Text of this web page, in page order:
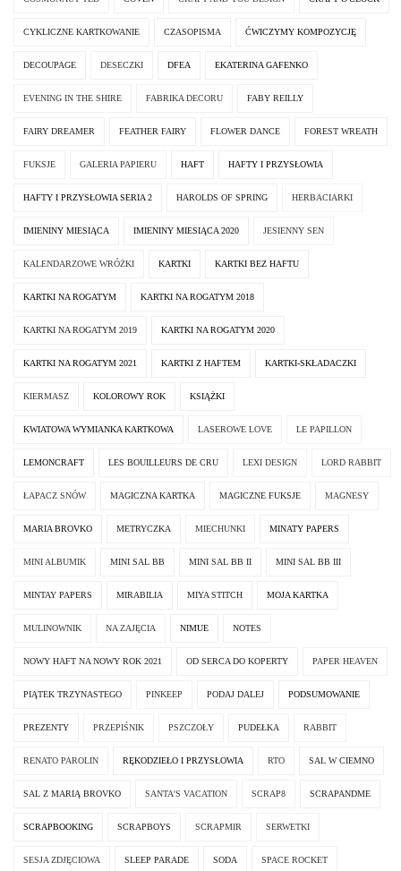
CYKLICZNE KARTKOWANIE CZASOPISMA ĆWICZYMY KOMPOZYCJĘ
DECOUPAGE DESECZKI DFEA EKATERINA GAFENKO
EVENING IN THE SHIRE FABRIKA DECORU FABY REILLY
FAIRY DREAMER FEATHER FAIRY FLOWER DANCE FOREST WREATH
FUKSJE GALERIA PAPIERU HAFT HAFTY I PRZYSŁOWIA
HAFTY I PRZYSŁOWIA SERIA 2 HAROLDS OF SPRING HERBACIARKI
IMIENINY MIESIĄCA IMIENINY MIESIĄCA 2020 JESIENNY SEN
KALENDARZOWE WRÓŻKI KARTKI KARTKI BEZ HAFTU
KARTKI NA ROGATYM KARTKI NA ROGATYM 2018
KARTKI NA ROGATYM 2019 KARTKI NA ROGATYM 2020
KARTKI NA ROGATYM 2021 KARTKI Z HAFTEM KARTKI-SKŁADACZKI
KIERMASZ KOLOROWY ROK KSIĄŻKI
KWIATOWA WYMIANKA KARTKOWA LASEROWE LOVE LE PAPILLON
LEMONCRAFT LES BOUILLEURS DE CRU LEXI DESIGN LORD RABBIT
ŁAPACZ SNÓW MAGICZNA KARTKA MAGICZNE FUKSJE MAGNESY
MARIA BROVKO METRYCZKA MIECHUNKI MINATY PAPERS
MINI ALBUMIK MINI SAL BB MINI SAL BB II MINI SAL BB III
MINTAY PAPERS MIRABILIA MIYA STITCH MOJA KARTKA
MULINOWNIK NA ZAJĘCIA NIMUE NOTES
NOWY HAFT NA NOWY ROK 2021 OD SERCA DO KOPERTY PAPER HEAVEN
PIĄTEK TRZYNASTEGO PINKEEP PODAJ DALEJ PODSUMOWANIE
PREZENTY PRZEPIŚNIK PSZCZOŁY PUDEŁKA RABBIT
RENATO PAROLIN RĘKODZIEŁO I PRZYSŁOWIA RTO SAL W CIEMNO
SAL Z MARIĄ BROVKO SANTA'S VACATION SCRAP8 SCRAPANDME
SCRAPBOOKING SCRAPBOYS SCRAPMIR SERWETKI
SESJA ZDJĘCIOWA SLEEP PARADE SODA SPACE ROCKET